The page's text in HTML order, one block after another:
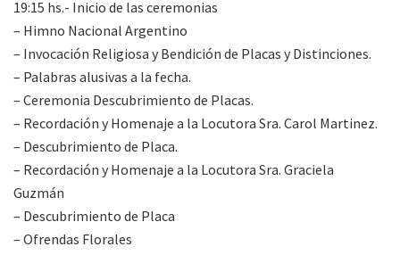
19:15 hs.- Inicio de las ceremonias
– Himno Nacional Argentino
– Invocación Religiosa y Bendición de Placas y Distinciones.
– Palabras alusivas a la fecha.
– Ceremonia Descubrimiento de Placas.
– Recordación y Homenaje a la Locutora Sra. Carol Martinez.
– Descubrimiento de Placa.
– Recordación y Homenaje a la Locutora Sra. Graciela
Guzmán
– Descubrimiento de Placa
– Ofrendas Florales